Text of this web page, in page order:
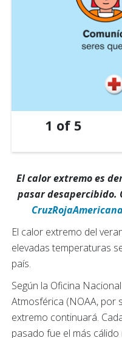
1 of 5
El calor extremo es
pasar desapercibido.
El calor extremo del
elevadas temperaturas
país.
Según la Oficina
Atmosférica (NOAA, por
extremo continuará.
pasado fue el más